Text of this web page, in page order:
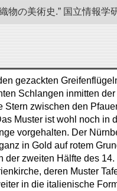
物の美術史.” 国立情報
gezackten
Schlangen inmitten
Stern zwischen den
Muster ist wohl noch in
vorgehalten. Der
in Gold auf rotem
der zweiten Hälfte des
deren Muster
in die italienische